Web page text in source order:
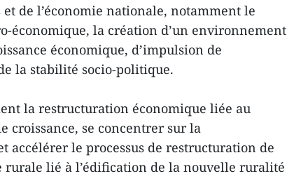
de l’économie nationale, notamment le
économique, la création d’un environnement
économique, d’impulsion de
la stabilité socio-politique.
la restructuration économique liée au
croissance, se concentrer sur la
le processus de restructuration de
rurale lié à l’édification de la nouvelle ruralité